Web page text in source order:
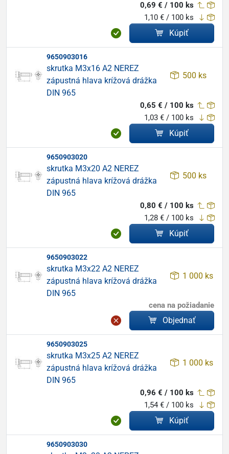
0,69 € / 100 ks
1,10 € / 100 ks
Kúpiť
9650903016
skrutka M3x16 A2 NEREZ
zápustná hlava krížová drážka
DIN 965
500 ks
0,65 € / 100 ks
1,03 € / 100 ks
Kúpiť
9650903020
skrutka M3x20 A2 NEREZ
zápustná hlava krížová drážka
DIN 965
500 ks
0,80 € / 100 ks
1,28 € / 100 ks
Kúpiť
9650903022
skrutka M3x22 A2 NEREZ
zápustná hlava krížová drážka
DIN 965
1 000 ks
cena na požiadanie
Objednať
9650903025
skrutka M3x25 A2 NEREZ
zápustná hlava krížová drážka
DIN 965
1 000 ks
0,96 € / 100 ks
1,54 € / 100 ks
Kúpiť
9650903030